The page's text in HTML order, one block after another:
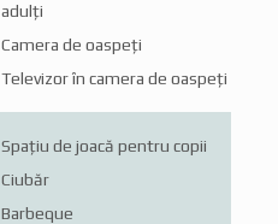
adulți
Camera de oaspeți
Televizor în camera de oaspeți
Spațiu de joacă pentru copii
Ciubăr
Barbeque